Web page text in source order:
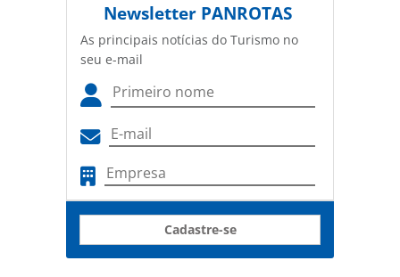
Newsletter PANROTAS
As principais notícias do Turismo no
seu e-mail
Cadastre-se